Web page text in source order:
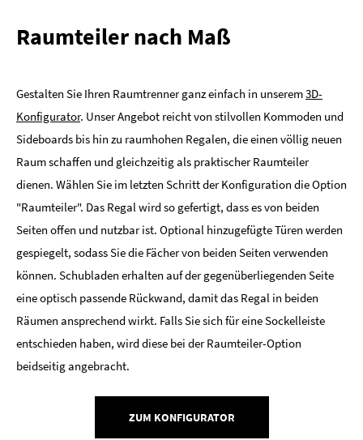
Raumteiler nach Maß
Gestalten Sie Ihren Raumtrenner ganz einfach in unserem3D-
Konfigurator. Unser Angebot reicht von stilvollen Kommoden und
Sideboards bis hin zu raumhohen Regalen, die einen völlig neuen
Raum schaffen und gleichzeitig als praktischer Raumteiler
dienen. Wählen Sie im letzten Schritt der Konfiguration die Option
"Raumteiler". Das Regal wird so gefertigt, dass es von beiden
Seiten offen und nutzbar ist. Optional hinzugefügte Türen werden
gespiegelt, sodass Sie die Fächer von beiden Seiten verwenden
können. Schubladen erhalten auf der gegenüberliegenden Seite
eine optisch passende Rückwand, damit das Regal in beiden
Räumen ansprechend wirkt. Falls Sie sich für eine Sockelleiste
entschieden haben, wird diese bei der Raumteiler-Option
beidseitig angebracht.
ZUM KONFIGURATOR